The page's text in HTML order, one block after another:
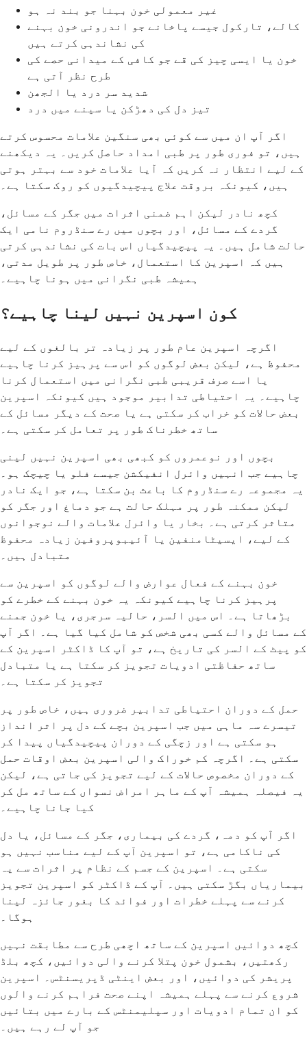
غیر معمولی خون بہنا جو بند نہ ہو
کالے، تارکول جیسے پاخانے جو اندرونی خون بہنے
کی نشاندہی کرتے ہیں
خون یا ایسی چیز کی قے جو کافی کے میدانی حصے کی
طرح نظر آتی ہے
شدید سر درد یا الجھن
تیز دل کی دھڑکن یا سینے میں درد
اگر آپ ان میں سے کوئی بھی سنگین علامات محسوس کرتے
ہیں، تو فوری طور پر طبی امداد حاصل کریں۔ یہ دیکھنے
کے لیے انتظار نہ کریں کہ آیا علامات خود سے بہتر ہوتی
ہیں، کیونکہ بروقت علاج پیچیدگیوں کو روک سکتا ہے۔
کچھ نادر لیکن اہم ضمنی اثرات میں جگر کے مسائل،
گردے کے مسائل، اور بچوں میں رے سنڈروم نامی ایک
حالت شامل ہیں۔ یہ پیچیدگیاں اس بات کی نشاندہی کرتی
ہیں کہ اسپرین کا استعمال، خاص طور پر طویل مدتی،
ہمیشہ طبی نگرانی میں ہونا چاہیے۔
کون اسپرین نہیں لینا چاہیے؟
اگرچہ اسپرین عام طور پر زیادہ تر بالغوں کے لیے
محفوظ ہے، لیکن بعض لوگوں کو اس سے پرہیز کرنا چاہیے
یا اسے صرف قریبی طبی نگرانی میں استعمال کرنا
چاہیے۔ یہ احتیاطی تدابیر موجود ہیں کیونکہ اسپرین
بعض حالات کو خراب کر سکتی ہے یا صحت کے دیگر مسائل کے
ساتھ خطرناک طور پر تعامل کر سکتی ہے۔
بچوں اور نوعمروں کو کبھی بھی اسپرین نہیں لینی
چاہیے جب انہیں وائرل انفیکشن جیسے فلو یا چیچک ہو۔
یہ مجموعہ رے سنڈروم کا باعث بن سکتا ہے، جو ایک نادر
لیکن ممکنہ طور پر مہلک حالت ہے جو دماغ اور جگر کو
متاثر کرتی ہے۔ بخار یا وائرل علامات والے نوجوانوں
کے لیے، ایسیٹامنفین یا آئیبوپروفین زیادہ محفوظ
متبادل ہیں۔
خون بہنے کے فعال عوارض والے لوگوں کو اسپرین سے
پرہیز کرنا چاہیے کیونکہ یہ خون بہنے کے خطرے کو
بڑھاتا ہے۔ اس میں السر، حالیہ سرجری، یا خون جمنے
کے مسائل والے کسی بھی شخص کو شامل کیا گیا ہے۔ اگر آپ
کو پیٹ کے السر کی تاریخ ہے، تو آپ کا ڈاکٹر اسپرین کے
ساتھ حفاظتی ادویات تجویز کر سکتا ہے یا متبادل
تجویز کر سکتا ہے۔
حمل کے دوران احتیاطی تدابیر ضروری ہیں، خاص طور پر
تیسرے سہ ماہی میں جب اسپرین بچے کے دل پر اثر انداز
ہو سکتی ہے اور زچگی کے دوران پیچیدگیاں پیدا کر
سکتی ہے۔ اگرچہ کم خوراک والی اسپرین بعض اوقات حمل
کے دوران مخصوص حالات کے لیے تجویز کی جاتی ہے، لیکن
یہ فیصلہ ہمیشہ آپ کے ماہر امراض نسواں کے ساتھ مل کر
کیا جانا چاہیے۔
اگر آپ کو دمہ، گردے کی بیماری، جگر کے مسائل، یا دل
کی ناکامی ہے، تو اسپرین آپ کے لیے مناسب نہیں ہو
سکتی ہے۔ اسپرین کے جسم کے نظام پر اثرات سے یہ
بیماریاں بگڑ سکتی ہیں۔ آپ کے ڈاکٹر کو اسپرین تجویز
کرنے سے پہلے خطرات اور فوائد کا بغور جائزہ لینا
ہوگا۔
کچھ دوائیں اسپرین کے ساتھ اچھی طرح سے مطابقت نہیں
رکھتیں، بشمول خون پتلا کرنے والی دوائیں، کچھ بلڈ
پریشر کی دوائیں، اور بعض اینٹی ڈپریسنٹس۔ اسپرین
شروع کرنے سے پہلے ہمیشہ اپنے صحت فراہم کرنے والوں
کو ان تمام ادویات اور سپلیمنٹس کے بارے میں بتائیں
جو آپ لے رہے ہیں۔